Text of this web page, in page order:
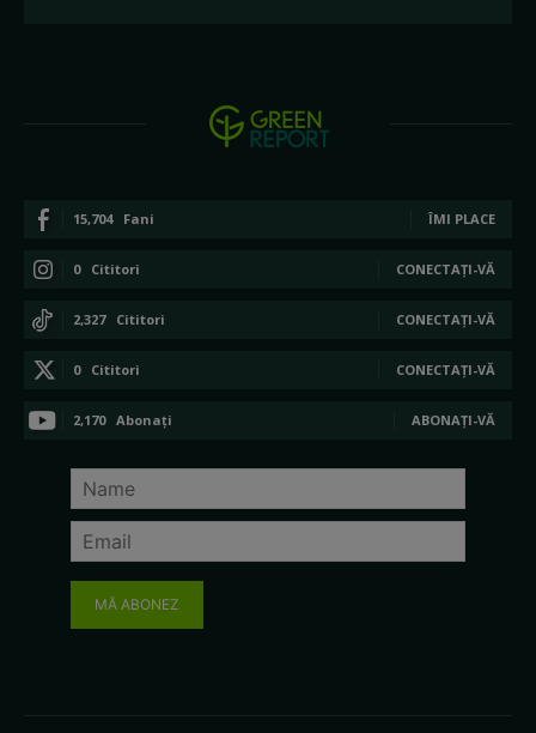
15,704 Fani ÎMI PLACE
0 Cititori CONECTAȚI-VĂ
2,327 Cititori CONECTAȚI-VĂ
0 Cititori CONECTAȚI-VĂ
2,170 Abonați ABONAȚI-VĂ
MĂ ABONEZ